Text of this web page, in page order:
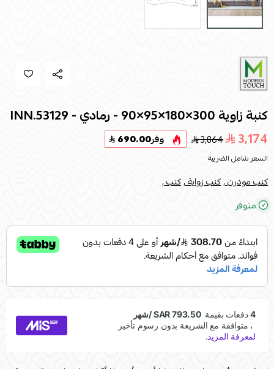
كنبة زاوية 300×180×95×90 - رمادي - INN.53129
3,174
3,864 وفر690.00
السعر شامل الضريبة
كنب مودرن ,كنب زواية ,كنب ,
متوفر